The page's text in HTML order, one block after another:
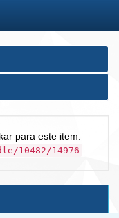
para este item:
10482/14976